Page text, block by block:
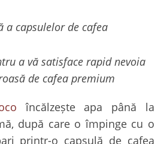
a capsulelor de cafea
a vă satisface rapid nevoia
de cafea premium
încălzește apa până la
după care o împinge cu o
printr-o capsulă de cafea